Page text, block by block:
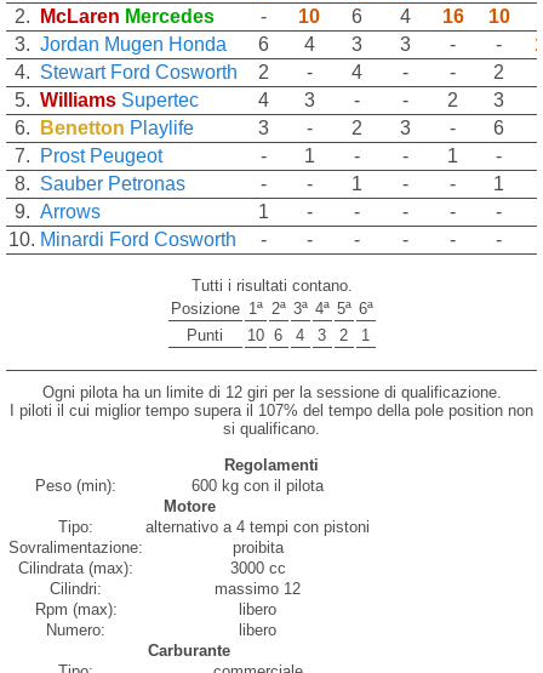
2.
McLaren Mercedes - 10 6 4 16 10
3. Jordan Mugen Honda 6 4 3 3 - -
4. Stewart Ford Cosworth 2 - 4 - - 2
5. Williams Supertec 4 3 - - 2 3
6.
Benetton Playlife 3 - 2 3 - 6
7.
Prost Peugeot - 1 - - 1 -
8. Sauber Petronas - - 1 - - 1
9. Arrows 1 - - - - -
10. Minardi Ford Cosworth - - - - - -
Tutti i risultati contano.
Posizione 1ª 2ª 3ª 4ª 5ª 6ª
Punti
10 6 4 3 2 1
Ogni pilota ha un limite di 12 giri per la sessione di qualificazione.
I piloti il cui miglior tempo supera il 107% del tempo della pole position non
si qualificano.
Regolamenti
Peso (min):
600 kg con il pilota
Motore
Tipo:
alternativo a 4 tempi con pistoni
Sovralimentazione:
proibita
Cilindrata (max):
3000 cc
Cilindri:
massimo 12
Rpm (max):
libero
Numero:
libero
Carburante